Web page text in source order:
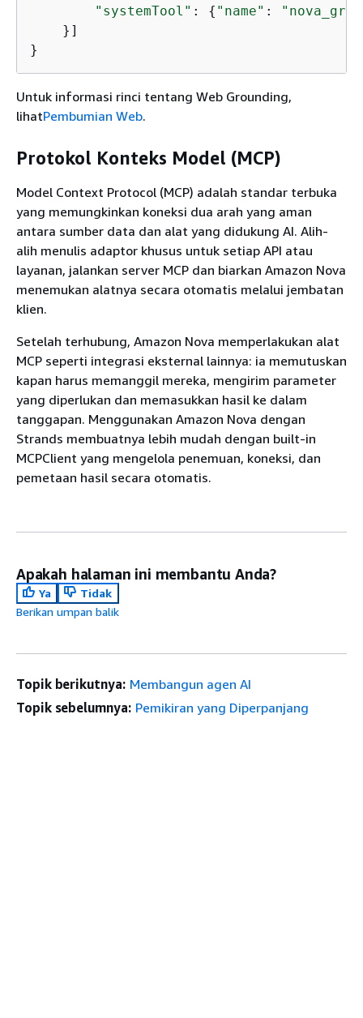
"systemTool" : { "name" :
    }]
}
Untuk informasi rinci tentang Web Grounding,
lihatPembumian Web.
Protokol Konteks Model (MCP)
Model Context Protocol (MCP) adalah standar terbuka
yang memungkinkan koneksi dua arah yang aman
antara sumber data dan alat yang didukung AI. Alih-
alih menulis adaptor khusus untuk setiap API atau
layanan, jalankan server MCP dan biarkan Amazon Nova
menemukan alatnya secara otomatis melalui jembatan
klien.
Setelah terhubung, Amazon Nova memperlakukan alat
MCP seperti integrasi eksternal lainnya: ia memutuskan
kapan harus memanggil mereka, mengirim parameter
yang diperlukan dan memasukkan hasil ke dalam
tanggapan. Menggunakan Amazon Nova dengan
Strands membuatnya lebih mudah dengan built-in
MCPClient yang mengelola penemuan, koneksi, dan
pemetaan hasil secara otomatis.
Apakah halaman ini membantu Anda?
Ya
Tidak
Berikan umpan balik
Topik berikutnya: Membangun agen AI
Topik sebelumnya: Pemikiran yang Diperpanjang